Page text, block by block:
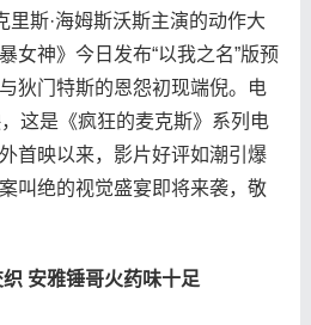
里斯·海姆斯沃斯主演的动作大
女神》今日发布“以我之名”版预
狄门特斯的恩怨初现端倪。电
这是《疯狂的麦克斯》系列电
首映以来，影片好评如潮引爆
叫绝的视觉盛宴即将来袭，敬
安雅锤哥火药味十足